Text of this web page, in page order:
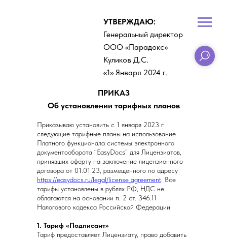
Приказываю установить с 1 января 2023 г.
следующие тарифные планы на использование
Платного функционала системы электронного
документооборота “EasyDocs” для Лицензиатов,
принявших оферту на заключение лицензионного
договора от 01.01.23, размещенного по адресу
https://easydocs.ru/legal/license_agreement . Все
тарифы установлены в рублях РФ, НДС не
облагаются на основании п. 2 ст. 346.11
Налогового кодекса Российской Федерации:
1. Тариф «Подписант»
Тариф предоставляет Лицензиату, право добавить
УТВЕРЖДАЮ:
Генеральный директор
ООО «Парадокс»
Куликов Д.С.
«1» Января 2024 г.
ПРИКАЗ
Об установлении тарифных планов